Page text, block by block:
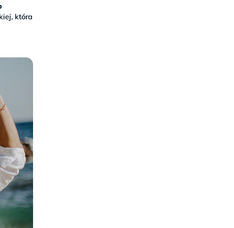
która